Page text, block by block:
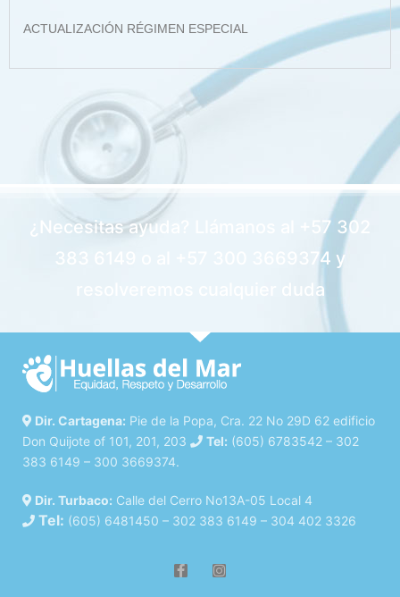
ACTUALIZACIÓN RÉGIMEN ESPECIAL
¿Necesitas ayuda? Llámanos al +57 302
383 6149 o al +57 300 3669374 y
resolveremos cualquier duda
Dir. Cartagena: Pie de la Popa, Cra. 22 No 29D 62 edificio
Don Quijote of 101, 201, 203
Tel: (605) 6783542 – 302
383 6149 – 300 3669374.
Dir. Turbaco: Calle del Cerro No13A-05 Local 4
Tel: (605) 6481450 – 302 383 6149 – 304 402 3326